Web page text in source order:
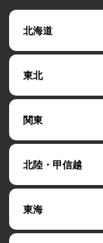
北海道
東北
関東
北陸・甲信越
東海